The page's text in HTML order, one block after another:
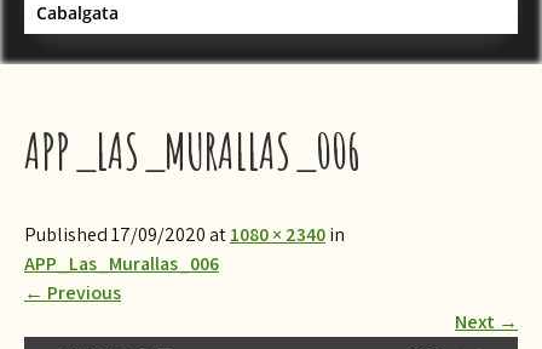
Cabalgata
APP_LAS_MURALLAS_006
Published 17/09/2020 at1080 × 2340in
APP_Las_Murallas_006
← Previous
Next →